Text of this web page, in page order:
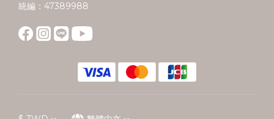
統編：47389988